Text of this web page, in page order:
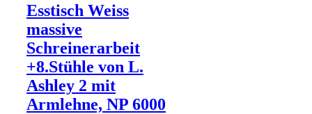
Esstisch Weiss
massive
Schreinerarbeit
+8.Stühle von L.
Ashley 2 mit
Armlehne, NP 6000